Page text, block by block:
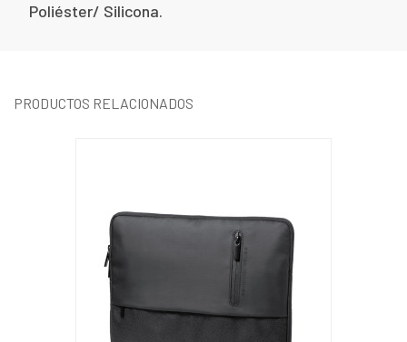
Poliéster/ Silicona.
PRODUCTOS RELACIONADOS